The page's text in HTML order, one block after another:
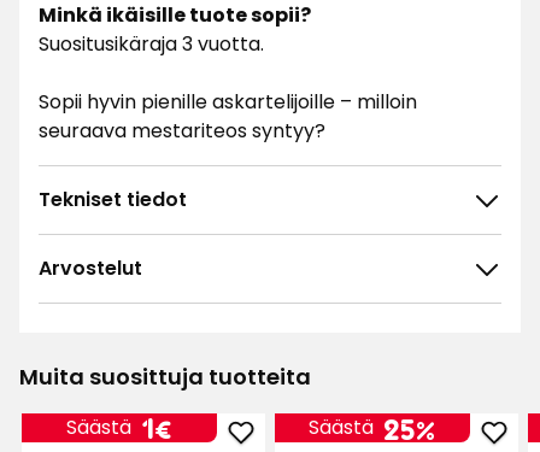
Minkä ikäisille tuote sopii?
Suositusikäraja 3 vuotta.
Sopii hyvin pienille askartelijoille – milloin
seuraava mestariteos syntyy?
Tekniset tiedot
Arvostelut
4.9
2 ☆
Muita suosittuja tuotteita
Säästä Hinta
1€1
Lisää
Säästä 25%